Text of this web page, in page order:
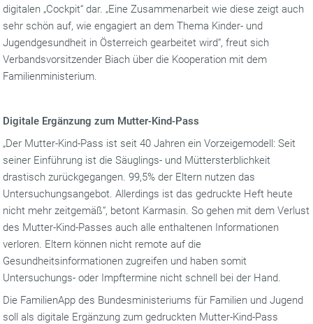
digitalen „Cockpit“ dar. „Eine Zusammenarbeit wie diese zeigt auch
sehr schön auf, wie engagiert an dem Thema Kinder- und
Jugendgesundheit in Österreich gearbeitet wird“, freut sich
Verbandsvorsitzender Biach über die Kooperation mit dem
Familienministerium.
Digitale Ergänzung zum Mutter-Kind-Pass
„Der Mutter-Kind-Pass ist seit 40 Jahren ein Vorzeigemodell: Seit
seiner Einführung ist die Säuglings- und Müttersterblichkeit
drastisch zurückgegangen. 99,5% der Eltern nutzen das
Untersuchungsangebot. Allerdings ist das gedruckte Heft heute
nicht mehr zeitgemäß“, betont Karmasin. So gehen mit dem Verlust
des Mutter-Kind-Passes auch alle enthaltenen Informationen
verloren. Eltern können nicht remote auf die
Gesundheitsinformationen zugreifen und haben somit
Untersuchungs- oder Impftermine nicht schnell bei der Hand.
Die FamilienApp des Bundesministeriums für Familien und Jugend
soll als digitale Ergänzung zum gedruckten Mutter-Kind-Pass